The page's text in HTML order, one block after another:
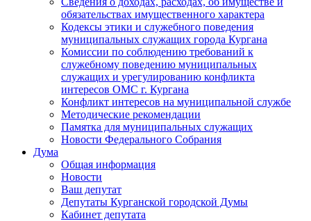
обязательствах имущественного характера
Кодексы этики и служебного поведения
муниципальных служащих города Кургана
Комиссии по соблюдению требований к
служебному поведению муниципальных
служащих и урегулированию конфликта
интересов ОМС г. Кургана
Конфликт интересов на муниципальной службе
Методические рекомендации
Памятка для муниципальных служащих
Новости Федерального Cобрания
Дума
Общая информация
Новости
Ваш депутат
Депутаты Курганской городской Думы
Кабинет депутата